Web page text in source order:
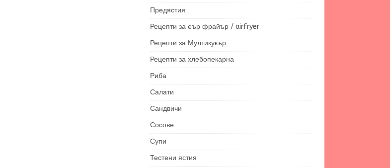
Предястия
Рецепти за еър фрайър / airfryer
Рецепти за Мултикукър
Рецепти за хлебопекарна
Риба
Салати
Сандвичи
Сосове
Супи
Тестени ястия